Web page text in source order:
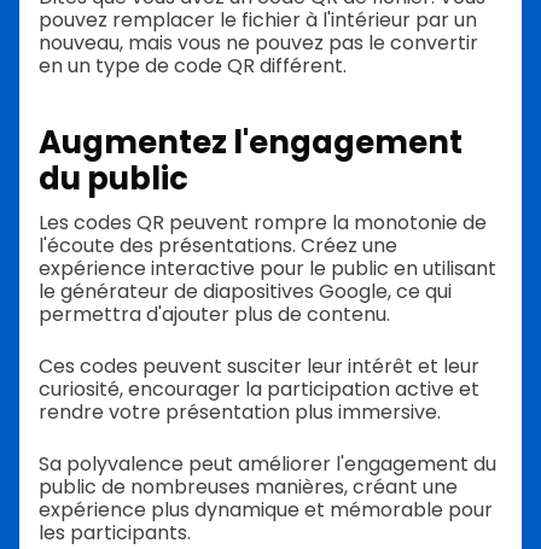
pouvez remplacer le fichier à l'intérieur par un
nouveau, mais vous ne pouvez pas le convertir
en un type de code QR différent.
Augmentez l'engagement
du public
Les codes QR peuvent rompre la monotonie de
l'écoute des présentations. Créez une
expérience interactive pour le public en utilisant
le générateur de diapositives Google, ce qui
permettra d'ajouter plus de contenu.
Ces codes peuvent susciter leur intérêt et leur
curiosité, encourager la participation active et
rendre votre présentation plus immersive.
Sa polyvalence peut améliorer l'engagement du
public de nombreuses manières, créant une
expérience plus dynamique et mémorable pour
les participants.